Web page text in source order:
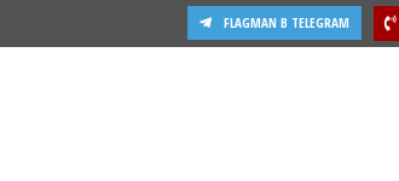
FLAGMAN В TELEGRAM